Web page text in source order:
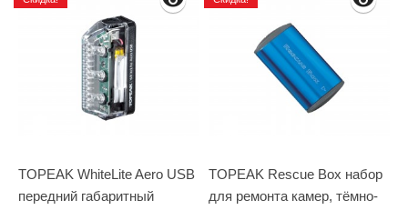
TOPEAK WhiteLite Aero USB
передний габаритный
TOPEAK Rescue Box набор
для ремонта камер, тёмно-